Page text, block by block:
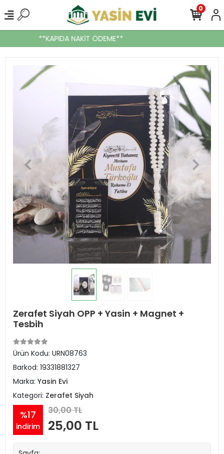
**KAPIDA NAKİT ÖDEME**
0
Zerafet Siyah OPP + Yasin + Magnet +
Tesbih
Ürün Kodu: URN08763
Barkod: 19331881327
Marka: Yasin Evi
Kategori: Zerafet Siyah
%17
indirim
30,00 TL
25,00 TL